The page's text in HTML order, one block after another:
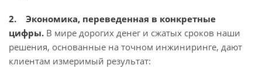
2. Экономика, переведенная в конкретные
цифры. В мире дорогих денег и сжатых сроков наши
решения, основанные на точном инжиниринге, дают
клиентам измеримый результат: